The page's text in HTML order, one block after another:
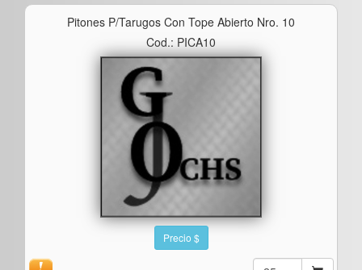
Pitones P/tarugos Con Tope Abierto Nro. 10
Cod.: PICA10
Precio $